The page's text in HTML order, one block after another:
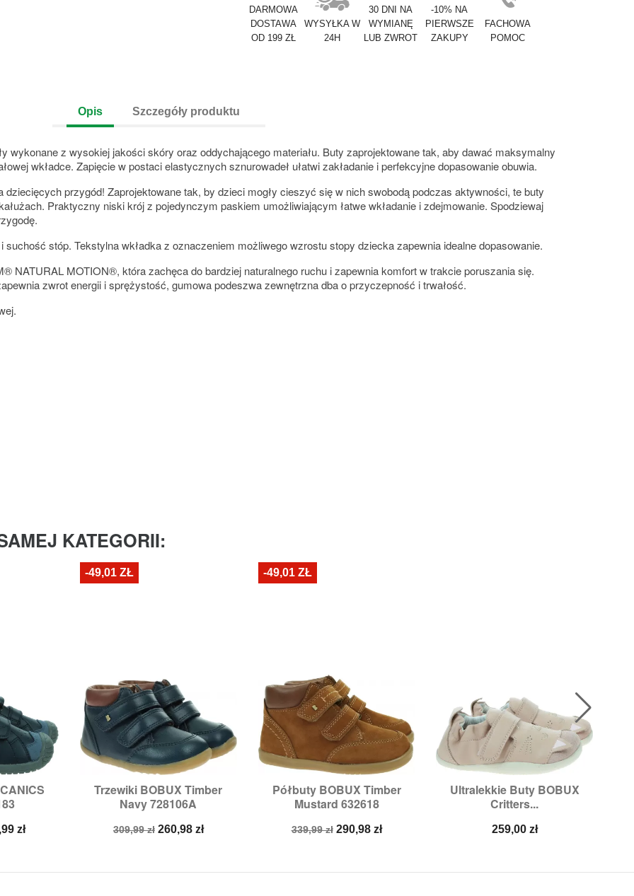
DARMOWA
DOSTAWA
OD 199 ZŁ
WYSYŁKA W
24H
30 DNI NA
WYMIANĘ
LUB ZWROT
-10% NA
PIERWSZE
ZAKUPY
FACHOWA
POMOC
Opis Szczegóły produktu
wykonane z wysokiej jakości skóry oraz oddychającego materiału. Buty zaprojektowane tak, aby dawać maksymalny
wkładce. Zapięcie w postaci elastycznych sznurowadeł ułatwi zakładanie i perfekcyjne dopasowanie obuwia.
przygód! Zaprojektowane tak, by dzieci mogły cieszyć się w nich swobodą podczas aktywności, te buty
Praktyczny niski krój z pojedynczym paskiem umożliwiającym łatwe wkładanie i zdejmowanie. Spodziewaj
stóp. Tekstylna wkładka z oznaczeniem możliwego wzrostu stopy dziecka zapewnia idealne dopasowanie.
NATURAL MOTION®, która zachęca do bardziej naturalnego ruchu i zapewnia komfort w trakcie poruszania się.
zwrot energii i sprężystość, gumowa podeszwa zewnętrzna dba o przyczepność i trwałość.
KATEGORII:
zł
20
Trzewiki BOBUX Timber
Navy 728106A
Cena
309,99 zł Cena
260,98 zł
Szybki podgląd
Rozmiary:19
-49,01 ZŁ
Półbuty BOBUX Timber
Mustard 632618
Cena
339,99 zł Cena
290,98 zł
Szybki podgląd
Rozmiary:23,25
-49,01 ZŁ
Ultralekkie Buty BOBUX
Critters...
Cena
259,00 zł
Szybki podgląd
Rozmiary:21,